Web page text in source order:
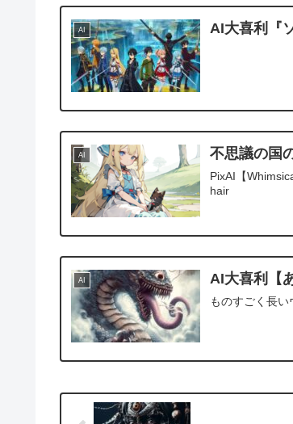
AI AI大喜利『
AI 不思議の国
PixAI【
hair
AI AI大喜利【
ものすごく長い